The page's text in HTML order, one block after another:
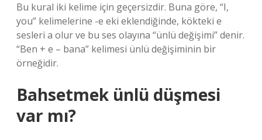
Bu kural iki kelime için geçersizdir. Buna göre, “I,
you” kelimelerine -e eki eklendiğinde, kökteki e
sesleri a olur ve bu ses olayına “ünlü değişimi” denir.
“Ben + e – bana” kelimesi ünlü değişiminin bir
örneğidir.
Bahsetmek ünlü düşmesi
var mı?